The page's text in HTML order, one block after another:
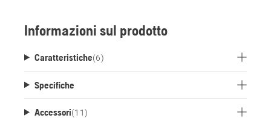
scrivania o su uno scaffale o può essere
staffa per il montaggio a parete disponibile come
Informazioni sul prodotto
Caratteristiche(6)
Specifiche
Accessori(11)